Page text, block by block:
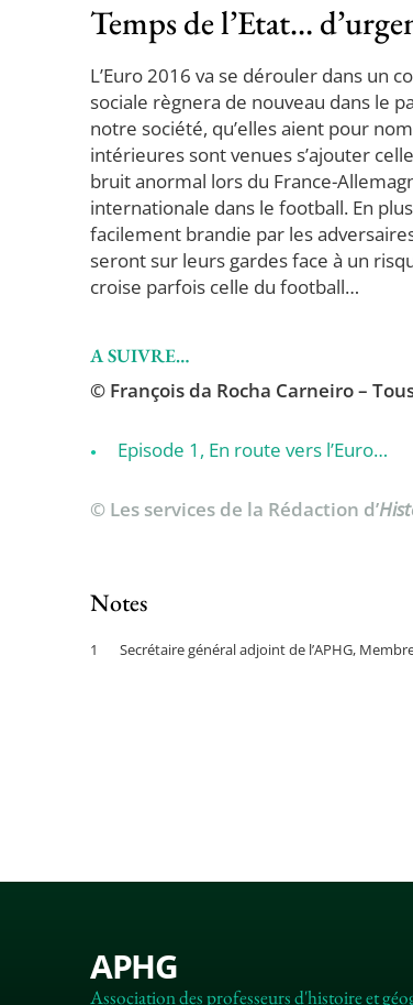
Temps de l’Etat…
L’Euro 2016 va se dérouler dans un
sociale règnera de nouveau dans le
notre société, qu’elles aient pour nom
intérieures sont venues s’ajouter
bruit anormal lors du France-
internationale dans le football. En
facilement brandie par les
seront sur leurs gardes face à un
croise parfois celle du football…
A SUIVRE…
© François da Rocha Carneiro –
Episode 1, En route vers l’Euro…
© Les services de la Rédaction d’
Notes
Secrétaire général adjoint de l’APHG,
APHG
Association des professeurs d'histoire et